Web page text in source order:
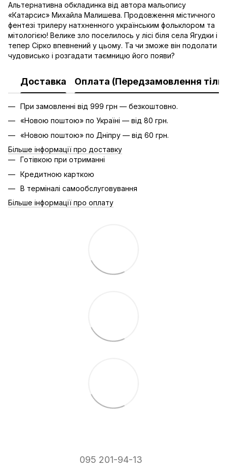
Альтернативна обкладинка від автора мальопису
«Катарсис» Михайла Малишева. Продовження містичного
фентезі трилеру натхненного українським фольклором та
мітологією! Велике зло поселилось у лісі біля села Ягудки і
тепер Сірко впевнений у цьому. Та чи зможе він подолати
чудовисько і розгадати таємницю його появи?
Доставка Оплата (Передзамовлення
При замовленні від 999 грн — безкоштовно.
«Новою поштою» по Україні — від 80 грн.
«Новою поштою» по Дніпру — від 60 грн.
Більше інформації про доставку
Готівкою при отриманні
Кредитною карткою
В терміналі самообслуговування
Більше інформації про оплату
095 201-94-13